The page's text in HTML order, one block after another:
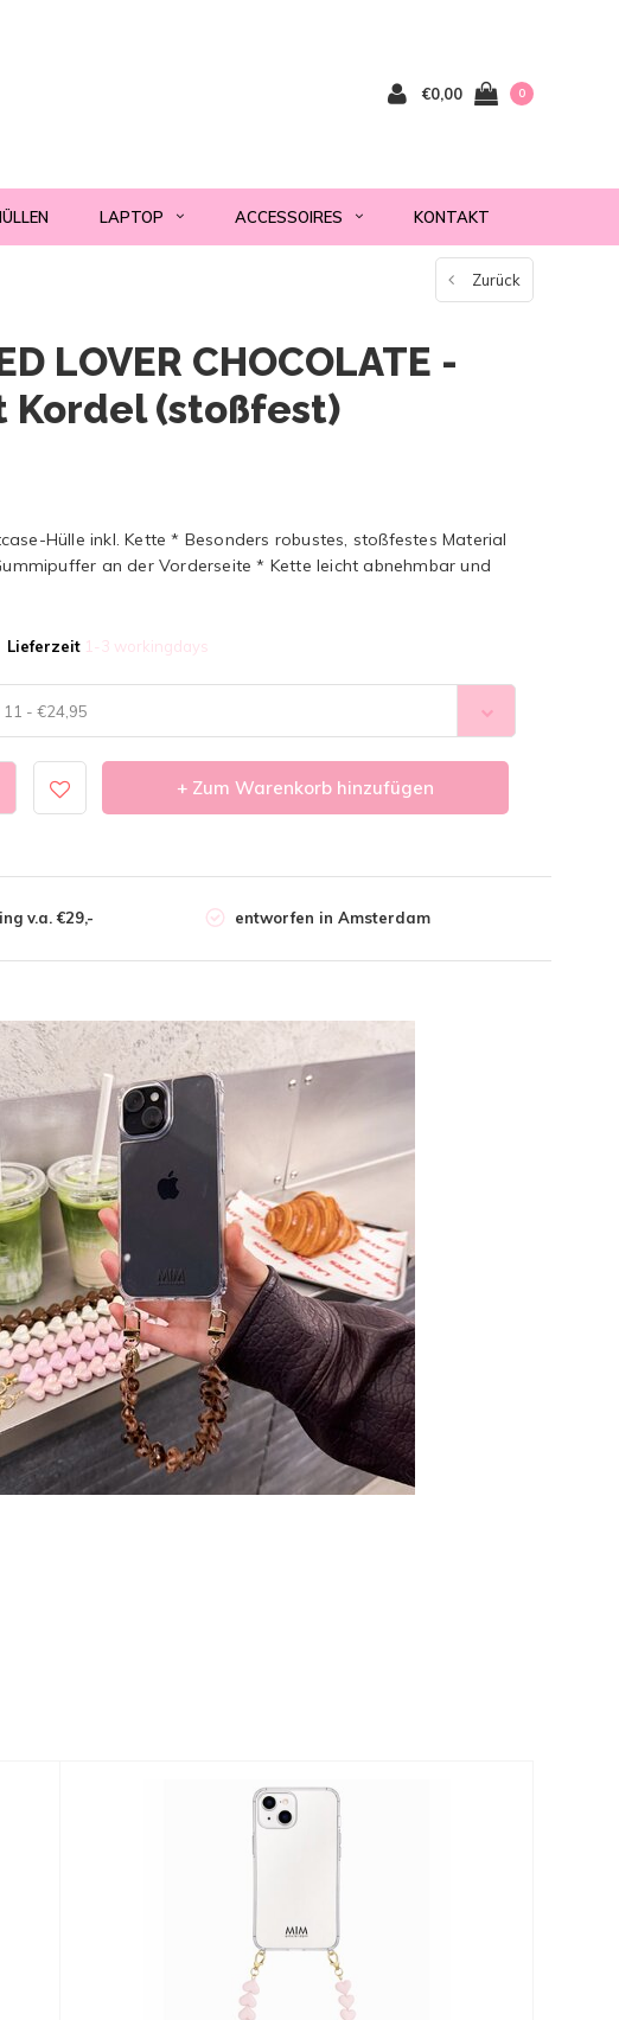
€0,00 0
LAPTOP ACCESSOIRES KONTAKT
Zurück
LOVER CHOCOLATE -
Kordel (stoßfest)
Hülle inkl. Kette * Besonders robustes, stoßfestes Material
an der Vorderseite * Kette leicht abnehmbar und
Lieferzeit 1-3 workingdays
11 - €24,95
+ Zum Warenkorb hinzufügen
v.a. €29,- entworfen in Amsterdam